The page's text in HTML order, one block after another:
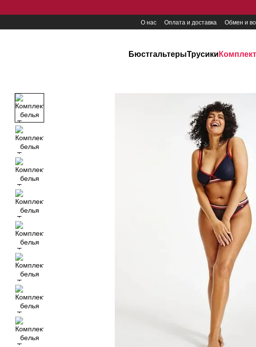
О нас Оплата и доставка Обмен и
БюстгальтерыТрусики